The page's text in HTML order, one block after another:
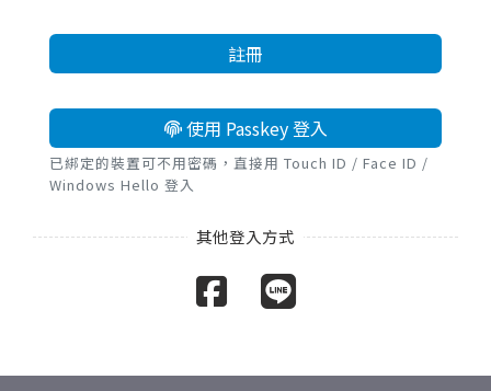
註冊
使用 Passkey 登入
已綁定的裝置可不用密碼，直接用 Touch ID / Face ID /
Windows Hello 登入